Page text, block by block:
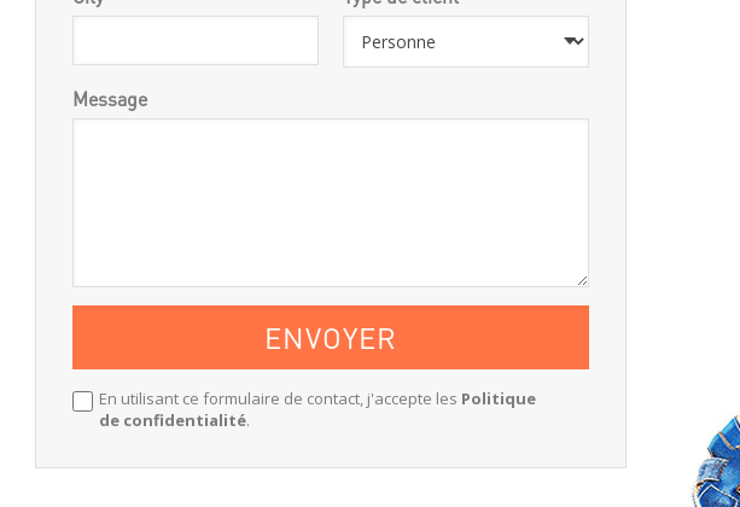
Message
En utilisant ce formulaire de contact, j'accepte les Politique
de confidentialité.